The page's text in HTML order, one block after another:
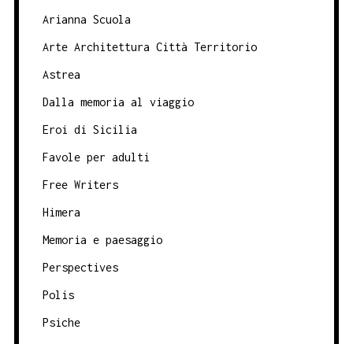
Arianna Scuola
Arte Architettura Città Territorio
Astrea
Dalla memoria al viaggio
Eroi di Sicilia
Favole per adulti
Free Writers
Himera
Memoria e paesaggio
Perspectives
Polis
Psiche